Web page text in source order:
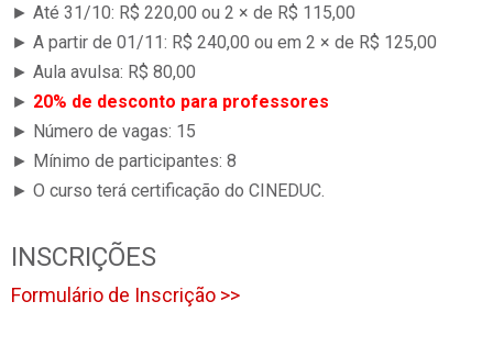
► Até 31/10: R$ 220,00 ou 2 × de R$ 115,00
► A partir de 01/11: R$ 240,00 ou em 2 × de R$ 125,00
► Aula avulsa: R$ 80,00
► 20% de desconto para professores
► Número de vagas: 15
► Mínimo de participantes: 8
► O curso terá certificação do CINEDUC.
INSCRIÇÕES
Formulário de Inscrição >>